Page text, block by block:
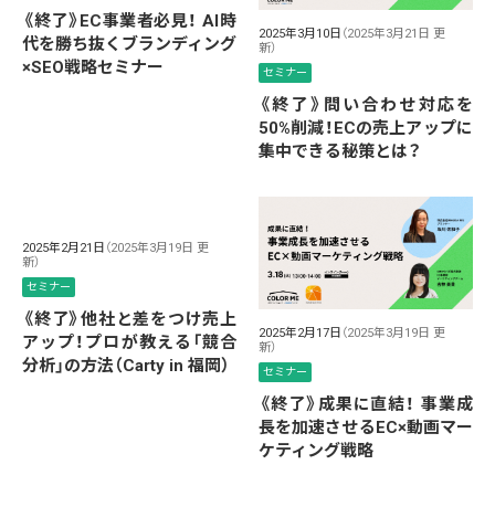
《終了》EC事業者必見！ AI時
代を勝ち抜くブランディング
×SEO戦略セミナー
2025年3月10日 （2025年3月21日 更
新）
セミナー
《終了》問い合わせ対応を
50%削減！ECの売上アップに
集中できる秘策とは？
2025年2月21日 （2025年3月19日 更
新）
セミナー
《終了》他社と差をつけ売上
アップ！プロが教える「競合
分析」の方法（Carty in 福岡）
2025年2月17日 （2025年3月19日 更
新）
セミナー
《終了》成果に直結！ 事業成
長を加速させるEC×動画マー
ケティング戦略